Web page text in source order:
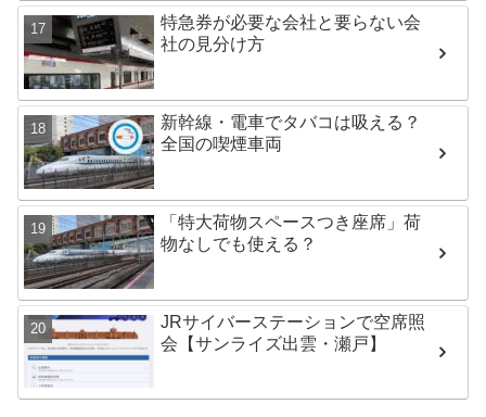
特急券が必要な会社と要らない会
社の見分け方
新幹線・電車でタバコは吸える？
全国の喫煙車両
「特大荷物スペースつき座席」荷
物なしでも使える？
JRサイバーステーションで空席照
会【サンライズ出雲・瀬戸】